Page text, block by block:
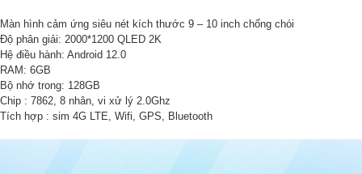
Màn hình cảm ứng siêu nét kích thước 9 – 10 inch chống chói
Độ phân giải: 2000*1200 QLED 2K
Hệ điều hành: Android 12.0
RAM: 6GB
Bộ nhớ trong: 128GB
Chip : 7862, 8 nhân, vi xử lý 2.0Ghz
Tích hợp : sim 4G LTE, Wifi, GPS, Bluetooth